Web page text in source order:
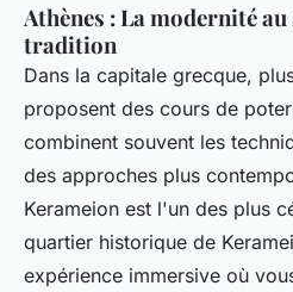
Athènes : La modernité au
tradition
Dans la capitale grecque,
proposent des cours de
combinent souvent les
des approches plus
Kerameion est l'un des plus
quartier historique de
expérience immersive où